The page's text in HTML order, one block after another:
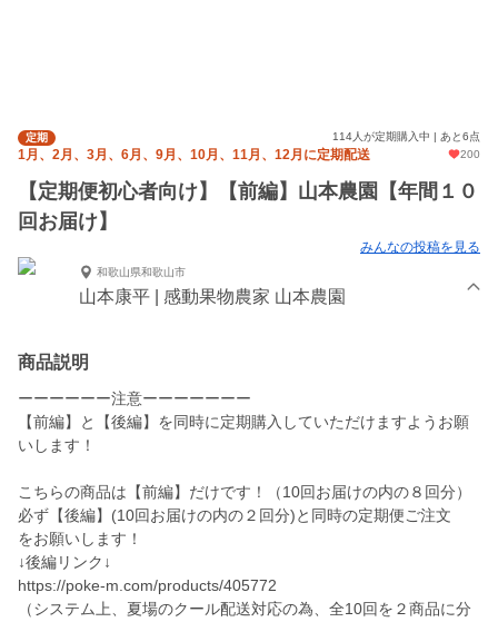
定期 114人が定期購入中 | あと6点
1月、2月、3月、6月、9月、10月、11月、12月に定期配送 200
【定期便初心者向け】【前編】山本農園【年間１０
回お届け】
みんなの投稿を見る
和歌山県和歌山市
山本康平 | 感動果物農家 山本農園
商品説明
ーーーーーー注意ーーーーーーー
【前編】と【後編】を同時に定期購入していただけますようお願
いします！
こちらの商品は【前編】だけです！（10回お届けの内の８回分）
必ず【後編】(10回お届けの内の２回分)と同時の定期便ご注文
をお願いします！
↓後編リンク↓
https://poke-m.com/products/405772
（システム上、夏場のクール配送対応の為、全10回を２商品に分